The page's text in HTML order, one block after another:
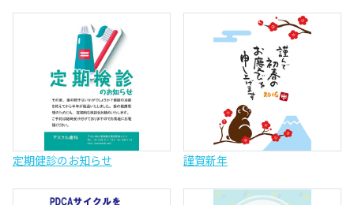
定期健診のお知らせ 謹賀新年